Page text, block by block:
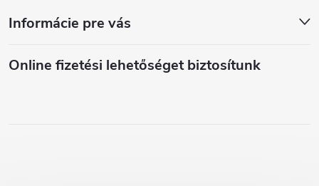
Informácie pre vás
Online fizetési lehetőséget biztosítunk